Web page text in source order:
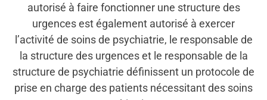
autorisé à faire fonctionner une structure des
urgences est également autorisé à exercer
l’activité de soins de psychiatrie, le responsable de
la structure des urgences et le responsable de la
structure de psychiatrie définissent un protocole de
prise en charge des patients nécessitant des soins